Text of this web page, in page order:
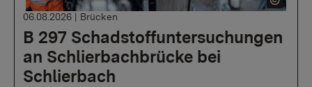
B 297 Schadstoffuntersuchungen
an Schlierbachbrücke bei
Schlierbach
06.08.2026 | Brücken